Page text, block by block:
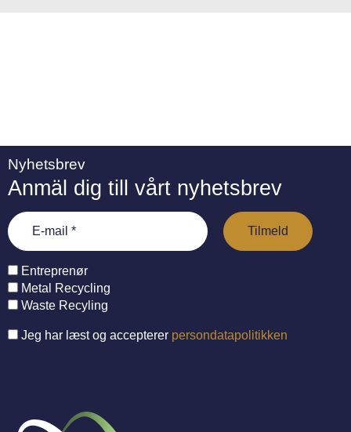
Nyhetsbrev
Anmäl dig till vårt nyhetsbrev
Entreprenør
Metal Recycling
Waste Recyling
Jeg har læst og accepterer persondatapolitikken